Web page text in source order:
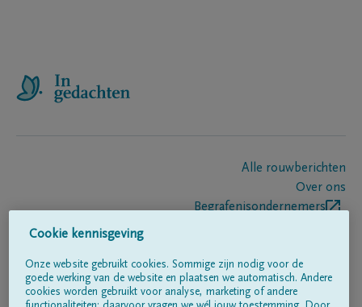
Alle rouwberichten
Over ons
Begrafenisondernemers
Volg ons op
Cookie kennisgeving
Onze website gebruikt cookies. Sommige zijn nodig voor de
goede werking van de website en plaatsen we automatisch. Andere
cookies worden gebruikt voor analyse, marketing of andere